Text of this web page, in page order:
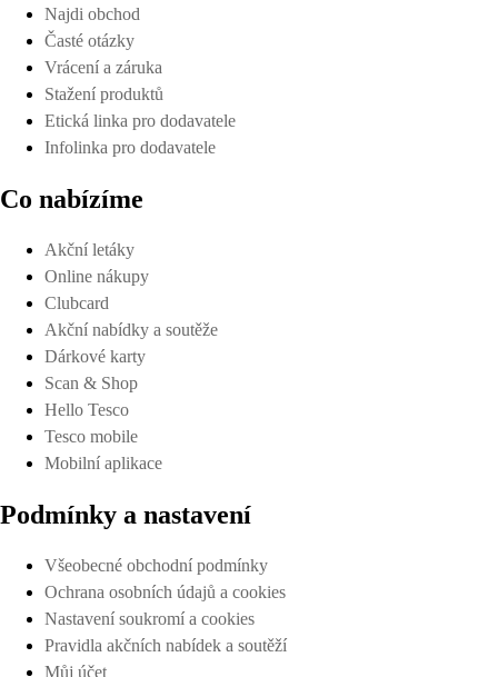
Najdi obchod
Časté otázky
Vrácení a záruka
Stažení produktů
Etická linka pro dodavatele
Infolinka pro dodavatele
Co nabízíme
Akční letáky
Online nákupy
Clubcard
Akční nabídky a soutěže
Dárkové karty
Scan & Shop
Hello Tesco
Tesco mobile
Mobilní aplikace
Podmínky a nastavení
Všeobecné obchodní podmínky
Ochrana osobních údajů a cookies
Nastavení soukromí a cookies
Pravidla akčních nabídek a soutěží
Můj účet